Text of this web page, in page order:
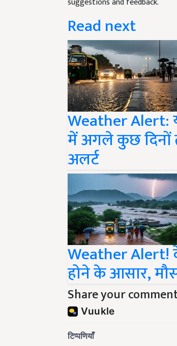
Read next
Weather Alert:
में अगले कुछ दिनों
अलर्ट
Weather Alert!
होने के आसार,
Share your